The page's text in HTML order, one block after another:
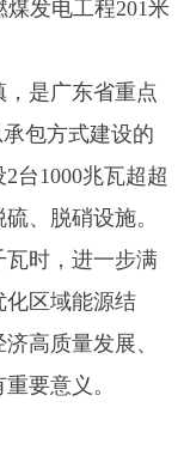
煤发电工程201米
是广东省重点
包方式建设的
台1000兆瓦超超
、脱硝设施。
瓦时，进一步满
化区域能源结
高质量发展、
要意义。